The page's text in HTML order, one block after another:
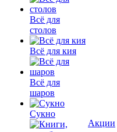
Всё для
столов
Всё для кия
Всё для
шаров
Сукно
Акции